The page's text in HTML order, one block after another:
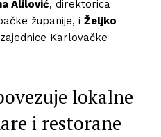
Alilović, direktorica
županije, i Željko
Karlovačke
lokalne
i restorane